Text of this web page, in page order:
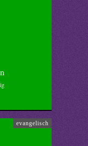
evangelisch